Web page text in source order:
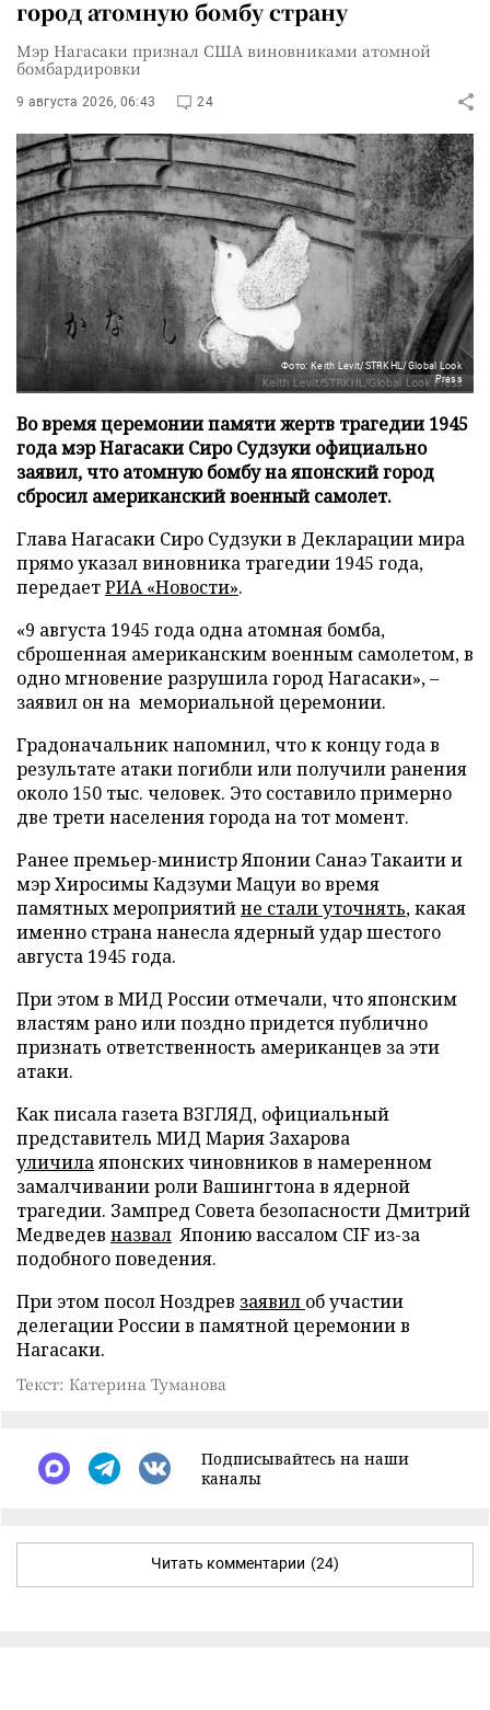
город атомную бомбу страну
Мэр Нагасаки признал США виновниками атомной
бомбардировки
9 августа 2026, 06:43 24
Фото: Keith Levit/STRKHL/Global Look
Press
Во время церемонии памяти жертв трагедии 1945
года мэр Нагасаки Сиро Судзуки официально
заявил, что атомную бомбу на японский город
сбросил американский военный самолет.
Глава Нагасаки Сиро Судзуки в Декларации мира
прямо указал виновника трагедии 1945 года,
передаетРИА «Новости».
«9 августа 1945 года одна атомная бомба,
сброшенная американским военным самолетом, в
одно мгновение разрушила город Нагасаки», –
заявил он на мемориальной церемонии.
Градоначальник напомнил, что к концу года в
результате атаки погибли или получили ранения
около 150 тыс. человек. Это составило примерно
две трети населения города на тот момент.
Ранее премьер-министр Японии Санаэ Такаити и
мэр Хиросимы Кадзуми Мацуи во время
памятных мероприятийне стали уточнять, какая
именно страна нанесла ядерный удар шестого
августа 1945 года.
При этом в МИД России отмечали, что японским
властям рано или поздно придется публично
признать ответственность американцев за эти
атаки.
Как писала газета ВЗГЛЯД, официальный
представитель МИД Мария Захарова
уличилаяпонских чиновников в намеренном
замалчивании роли Вашингтона в ядерной
трагедии. Зампред Совета безопасности Дмитрий
Медведев назвал Японию вассалом CIF из-за
подобного поведения.
При этом посол Ноздрев заявил об участии
делегации России в памятной церемонии в
Нагасаки.
Текст: Катерина Туманова
Подписывайтесь на наши
каналы
Читать комментарии (24)